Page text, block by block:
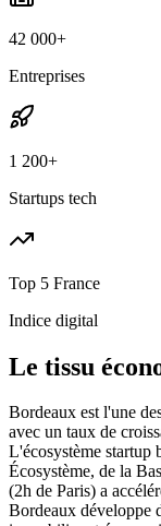
42 000+
Entreprises
1 200+
Startups tech
Top 5 France
Indice digital
Le tissu
Bordeaux est l'une
avec un taux de
L'écosystème startup
Écosystème, de la
(2h de Paris) a
Bordeaux développe